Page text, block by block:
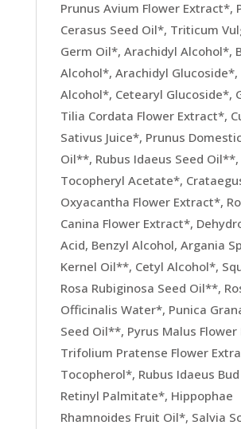
Prunus Avium Flower Extract*,
Cerasus Seed Oil*, Triticum
Germ Oil*, Arachidyl Alcohol*,
Alcohol*, Arachidyl Glucoside*,
Alcohol*, Cetearyl Glucoside*,
Tilia Cordata Flower Extract*,
Sativus Juice*, Prunus
Oil**, Rubus Idaeus Seed Oil**,
Tocopheryl Acetate*,
Oxyacantha Flower Extract*,
Canina Flower Extract*,
Acid, Benzyl Alcohol, Argania
Kernel Oil**, Cetyl Alcohol*,
Rosa Rubiginosa Seed Oil**,
Officinalis Water*, Punica
Seed Oil**, Pyrus Malus
Trifolium Pratense Flower
Tocopherol*, Rubus Idaeus
Retinyl Palmitate*, Hippophae
Rhamnoides Fruit Oil*, Salvia